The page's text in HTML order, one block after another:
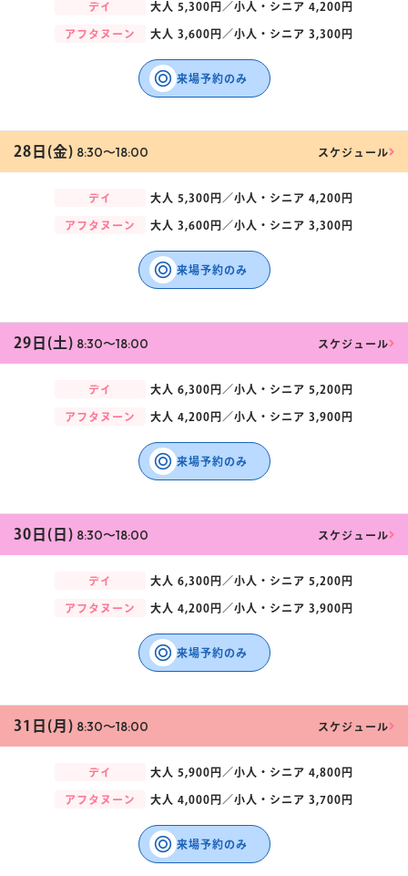
デイ 大人 5,300円／小人・シニア 4,200円
アフタヌーン 大人 3,600円／小人・シニア 3,300円
来場予約のみ
28日(金) 8:30〜18:00 スケジュール
デイ 大人 5,300円／小人・シニア 4,200円
アフタヌーン 大人 3,600円／小人・シニア 3,300円
来場予約のみ
29日(土) 8:30〜18:00 スケジュール
デイ 大人 6,300円／小人・シニア 5,200円
アフタヌーン 大人 4,200円／小人・シニア 3,900円
来場予約のみ
30日(日) 8:30〜18:00 スケジュール
デイ 大人 6,300円／小人・シニア 5,200円
アフタヌーン 大人 4,200円／小人・シニア 3,900円
来場予約のみ
31日(月) 8:30〜18:00 スケジュール
デイ 大人 5,900円／小人・シニア 4,800円
アフタヌーン 大人 4,000円／小人・シニア 3,700円
来場予約のみ